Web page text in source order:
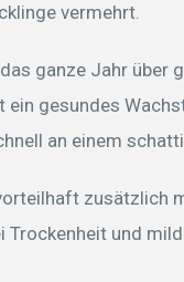
vermehrt.
ganze Jahr über
gesundes
an einem
zusätzlich
und